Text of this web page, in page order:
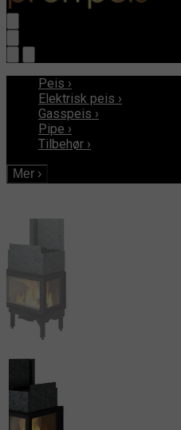
Peis ›
Elektrisk peis ›
Gasspeis ›
Pipe ›
Tilbehør ›
Mer ›